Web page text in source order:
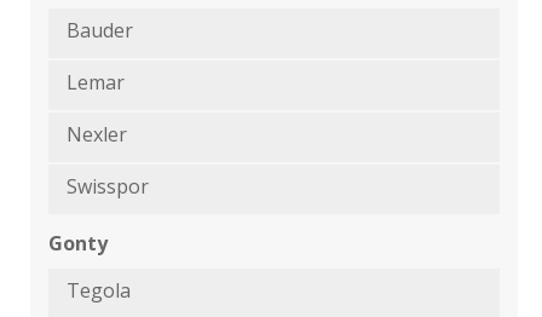
Bauder
Lemar
Nexler
Swisspor
Gonty
Tegola